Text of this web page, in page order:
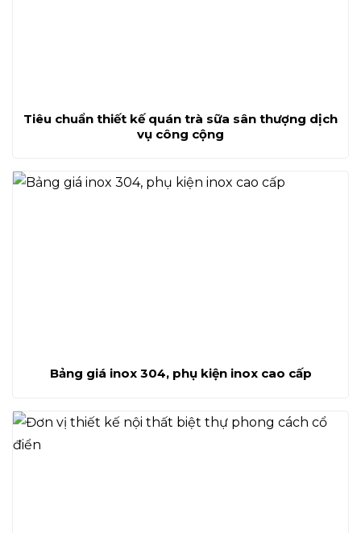
Tiêu chuẩn thiết kế quán trà sữa sân thượng dịch
vụ công cộng
Bảng giá inox 304, phụ kiện inox cao cấp